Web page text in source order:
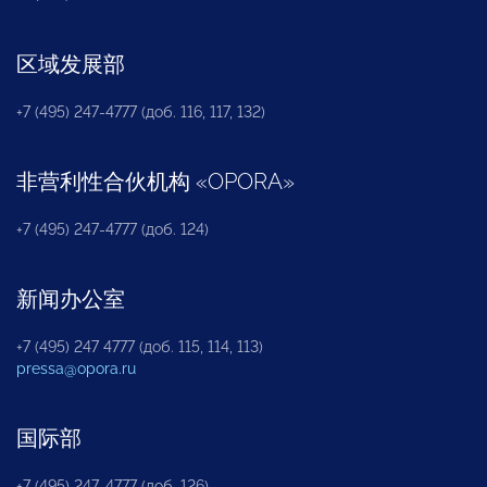
区域发展部
+7 (495) 247-4777 (доб. 116, 117, 132)
非营利性合伙机构 «OPORA»
+7 (495) 247-4777 (доб. 124)
新闻办公室
+7 (495) 247 4777 (доб. 115, 114, 113)
pressa@opora.ru
国际部